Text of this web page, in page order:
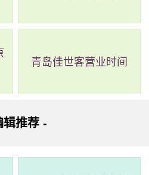
青岛佳世客营业时间
辑推荐 -